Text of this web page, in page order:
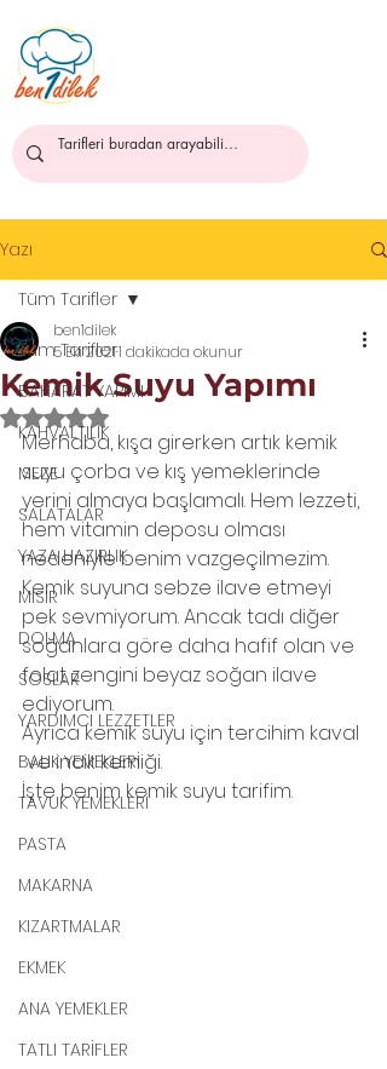
Yazı
Tüm Tarifler
BAHARAT YAPIMI
KAHVALTILIK
MEZE
SALATALAR
YAZA HAZIRLIK
MISIR
DOLMA
SOSLAR
YARDIMCI LEZZETLER
BALIK YEMEKLERİ
TAVUK YEMEKLERİ
PASTA
MAKARNA
KIZARTMALAR
EKMEK
ANA YEMEKLER
TATLI TARİFLER
Tüm Tarifler
Kemik Suyu Yapımı
ben1dilek
5 Eki 20211 dakikada okunur
5 üzerinden NaN yıldız
Merhaba, kışa girerken artık kemik
suyu çorba ve kış yemeklerinde
yerini almaya başlamalı. Hem lezzeti,
hem vitamin deposu olması
nedeniyle benim vazgeçilmezim.
Kemik suyuna sebze ilave etmeyi
pek sevmiyorum. Ancak tadı diğer
soğanlara göre daha hafif olan ve
folat zengini beyaz soğan ilave
ediyorum.
Ayrıca kemik suyu için tercihim kaval
ve incik kemiği.
İşte benim kemik suyu tarifim.